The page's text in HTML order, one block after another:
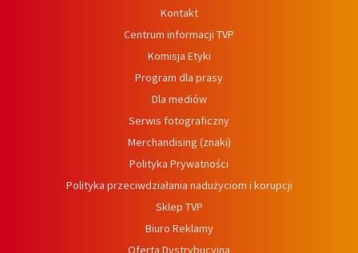
Kontakt
Centrum informacji TVP
Komisja Etyki
Program dla prasy
Dla mediów
Serwis fotograficzny
Merchandising (znaki)
Polityka Prywatności
Polityka przeciwdziałania nadużyciom i korupcji
Sklep TVP
Biuro Reklamy
Oferta Dystrybucyjna